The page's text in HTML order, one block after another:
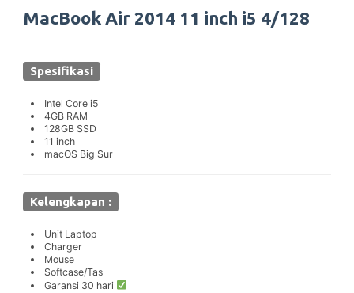
MacBook Air 2014 11 inch i5 4/128
Spesifikasi
Intel Core i5
4GB RAM
128GB SSD
11 inch
macOS Big Sur
Kelengkapan :
Unit Laptop
Charger
Mouse
Softcase/Tas
Garansi 30 hari